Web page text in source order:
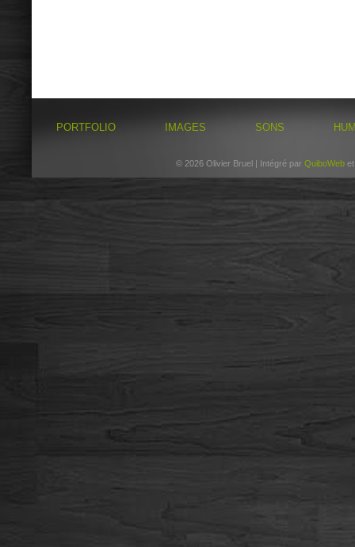
PORTFOLIO IMAGES SONS
© 2026 Olivier Bruel | Intégré par QuiboWeb